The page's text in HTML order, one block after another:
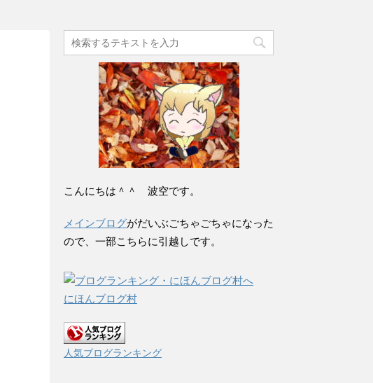
こんにちは＾＾ 波空です。
メインブログがだいぶごちゃごちゃになった
ので、一部こちらに引越しです。
にほんブログ村
人気ブログランキング